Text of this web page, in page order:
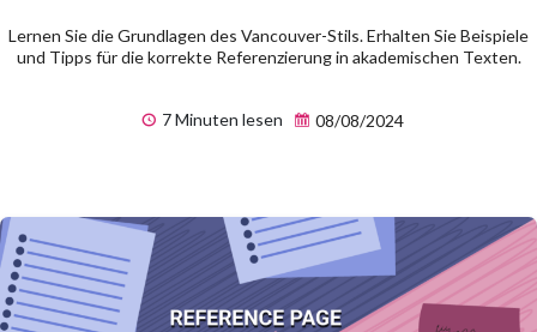
Lernen Sie die Grundlagen des Vancouver-Stils. Erhalten Sie Beispiele
und Tipps für die korrekte Referenzierung in akademischen Texten.
7 Minuten lesen 08/08/2024